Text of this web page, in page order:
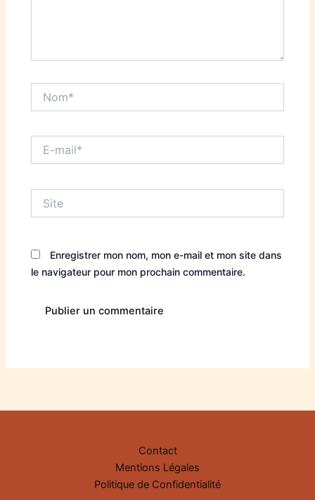
mail*
Enregistrer mon nom, mon e-mail et mon site dans
le navigateur pour mon prochain commentaire.
Contact
Mentions Légales
Politique de Confidentialité